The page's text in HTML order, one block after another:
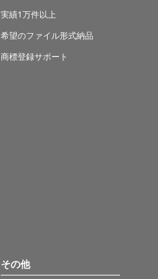
実績1万件以上
希望のファイル形式納品
商標登録サポート
その他